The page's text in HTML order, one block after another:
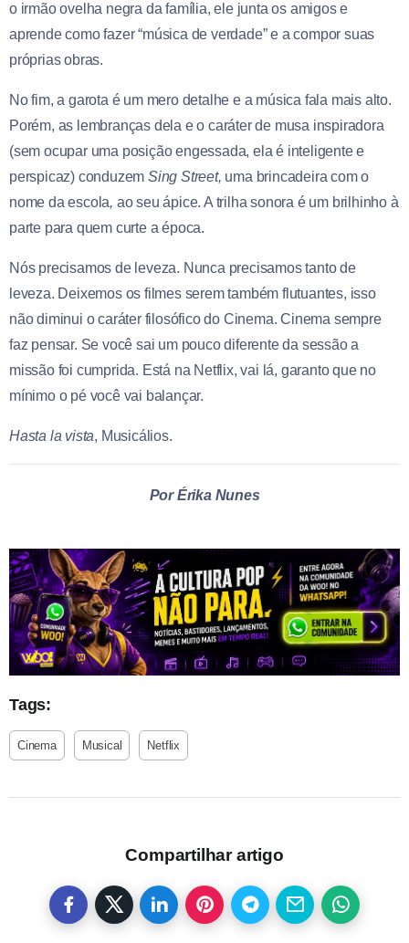
o irmão ovelha negra da família, ele junta os amigos e
aprende como fazer “música de verdade” e a compor suas
próprias obras.
No fim, a garota é um mero detalhee a música fala mais alto.
Porém, as lembranças dela e o caráter de musa inspiradora
(sem ocupar uma posição engessada, ela é inteligente e
perspicaz) conduzemSing Street, uma brincadeira com o
nome da escola, ao seu ápice. A trilha sonora é um brilhinho à
parte para quem curte a época.
Nós precisamos de leveza. Nunca precisamos tanto de
leveza. Deixemos os filmes serem também flutuantes, isso
não diminui o caráter filosófico do Cinema. Cinema sempre
faz pensar. Se você sai um pouco diferente da sessão a
missão foi cumprida. Está na Netflix, vai lá, garanto que no
mínimo o pé você vai balançar.
Hasta la vista, Musicálios.
Por Érika Nunes
Tags:
Cinema Musical Netflix
Compartilhar artigo